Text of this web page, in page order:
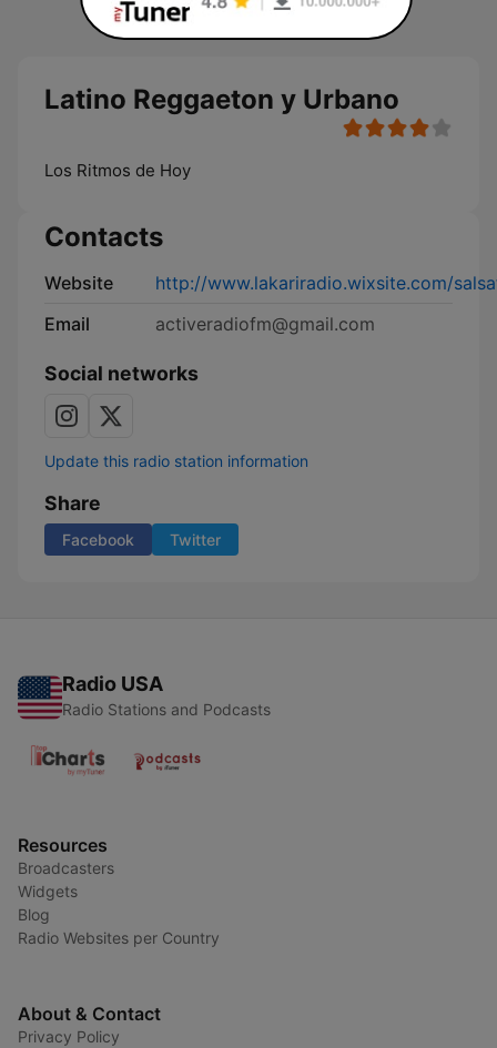
Latino Reggaeton y Urbano
Los Ritmos de Hoy
Contacts
Website
http://www.lakariradio.wixsite.com/
Email
activeradiofm@gmail.com
Social networks
Update this radio station information
Share
Facebook Twitter
Radio USA
Radio Stations and Podcasts
Resources
Broadcasters
Widgets
Blog
Radio Websites per Country
About & Contact
Privacy Policy